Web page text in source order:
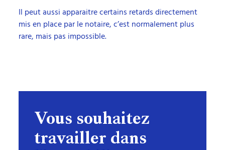
Il peut aussi apparaitre certains retards directement
mis en place par le notaire, c’est normalement plus
rare, mais pas impossible.
Vous souhaitez
travailler dans